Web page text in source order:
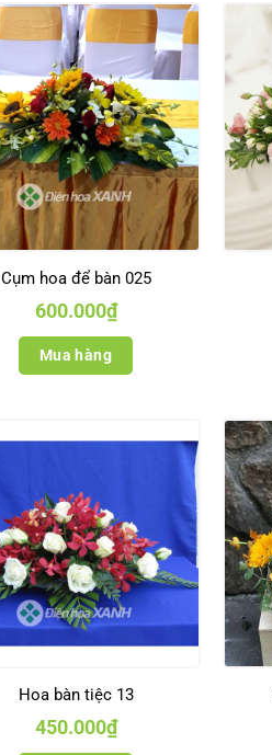
Cụm hoa để bàn 025
600.000₫
Mua hàng
Hoa bàn tiệc 13
450.000₫